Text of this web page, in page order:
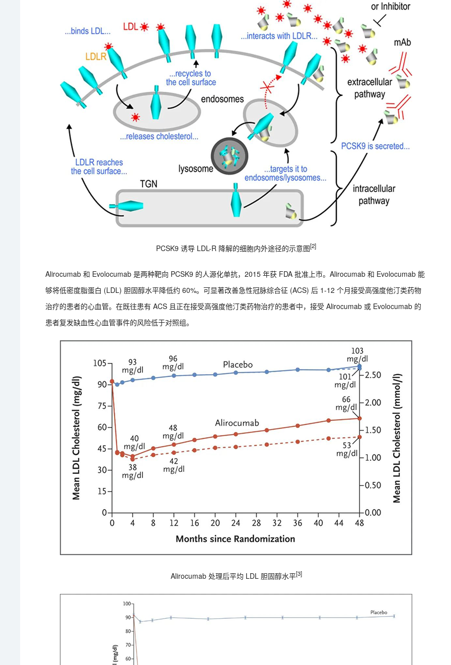
PCSK9 诱导 LDL-R 降解的细胞内外途径的示意图[2]
Alirocumab 和 Evolocumab 是两种靶向 PCSK9 的人源化单抗，2015 年获 FDA 批准上市。Alirocumab 和 Evolocumab 能
够将低密度脂蛋白 (LDL) 胆固醇水平降低约 60%。可显著改善急性冠脉综合征 (ACS) 后 1-12 个月接受高强度他汀类药物
治疗的患者的心血管。在既往患有 ACS 且正在接受高强度他汀类药物治疗的患者中，接受 Alirocumab 或 Evolocumab 的
患者复发缺血性心血管事件的风险低于对照组。
Alirocumab 处理后平均 LDL 胆固醇水平[3]